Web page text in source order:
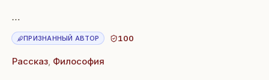
…
ПРИЗНАННЫЙ АВТОР 100
Рассказ, Философия